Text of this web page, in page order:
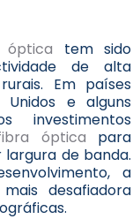
tem sido
de alta
Em países
Unidos e alguns
investimentos
óptica para
de banda.
a
desafiadora